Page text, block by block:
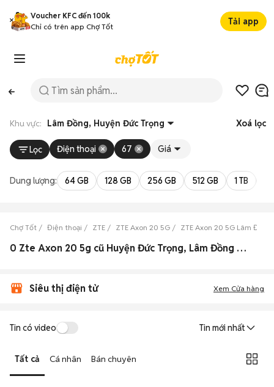
Voucher KFC đến 100k
Chỉ có trên app Chợ Tốt
Tải app
Khu vực: Lâm Đồng, Huyện Đức Trọng Xoá lọc
Lọc Điện thoại 67 Giá
Dung lượng: 64 GB 128 GB 256 GB 512 GB 1 TB
Chợ Tốt Điện thoại ZTE ZTE Axon 20 5G ZTE Axon 20 5G Lâm Đồng
0 Zte Axon 20 5g cũ Huyện Đức Trọng, Lâm Đồng đẹp
Siêu thị điện tử Xem Cửa hàng
Tin có video Tin mới nhất
Tất cả Cá nhân Bán chuyên